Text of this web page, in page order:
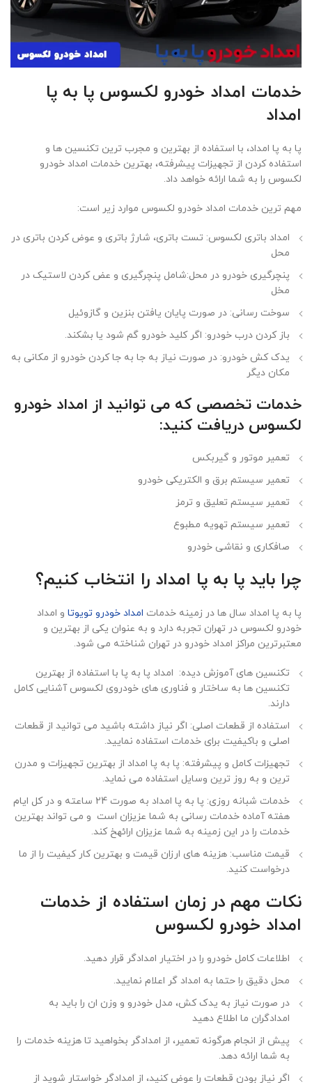
خدمات امداد خودرو لکسوس پا به پا
امداد
پا به پا امداد، با استفاده از بهترین و مجرب ترین تکنسین ها و
استفاده کردن از تجهیزات پیشرفته، بهترین خدمات امداد خودرو
لکسوس را به شما ارائه خواهد داد.
مهم ترین خدمات امداد خودرو لکسوس موارد زیر است:
امداد باتری لکسوس: تست باتری، شارژ باتری و عوض کردن باتری در
محل
پنچرگیری خودرو در محل:شامل پنچرگیری و عض کردن لاستیک در
مخل
سوخت رسانی: در صورت پایان یافتن بنزین و گازوئیل
باز کردن درب خودرو: اگر کلید خودرو گم شود یا بشکند.
یدک کش خودرو: در صورت نیاز به جا به جا کردن خودرو از مکانی به
مکان دیگر
خدمات تخصصی که می توانید از امداد خودرو
لکسوس دریافت کنید:
تعمیر موتور و گیربکس
تعمیر سیستم برق و الکتریکی خودرو
تعمیر سیستم تعلیق و ترمز
تعمیر سیستم تهویه مطبوع
صافکاری و نقاشی خودرو
چرا باید پا به پا امداد را انتخاب کنیم؟
پا به پا امداد سال ها در زمینه خدمات امداد خودرو تویوتا و امداد
خودرو لکسوس در تهران تجربه دارد و به عنوان یکی از بهترین و
معتبرترین مراکز امداد خودرو در تهران شناخته می شود.
تکنسین های آموزش دیده: امداد پا به پا با استفاده از بهترین
تکنسین ها به ساختار و فناوری های خودروی لکسوس آشنایی کامل
دارند.
استفاده از قطعات اصلی: اگر نیاز داشته باشید می توانید از قطعات
اصلی و باکیفیت برای خدمات استفاده نمایید.
تجهیزات کامل و پیشرفته: پا به پا امداد از بهترین تجهیزات و مدرن
ترین و به روز ترین وسایل استفاده می نماید.
خدمات شبانه روزی: پا به پا امداد به صورت 24 ساعته و در کل ایام
هفته آماده خدمات رسانی به شما عزیزان است و می تواند بهترین
خدمات را در این زمینه به شما عزیزان ارائهخ کند.
قیمت مناسب: هزینه های ارزان قیمت و بهترین کار کیفیت را از ما
درخواست کنید.
نکات مهم در زمان استفاده از خدمات
امداد خودرو لکسوس
اطلاعات کامل خودرو را در اختیار امدادگر قرار دهید.
محل دقیق را حتما به امداد گر اعلام نمایید.
در صورت نیاز به یدک کش، مدل خودرو و وزن ان را باید به
امدادگران ما اطلاع دهید
پیش از انجام هرگونه تعمیر، از امدادگر بخواهید تا هزینه خدمات را
به شما ارائه دهد.
اگر نیاز بودن قطعات را عوض کنید، از امدادگر خواستار شوید از